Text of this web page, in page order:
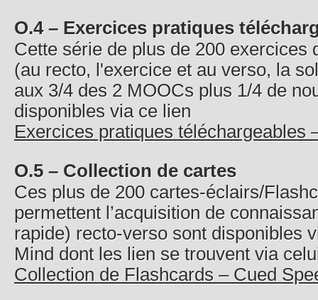
O.4 – Exercices pratiques
Cette série de plus de 200 exercices
(au recto, l'exercice et au verso, la
aux 3/4 des 2 MOOCs plus 1/4 de
disponibles via ce lien
Exercices pratiques téléchargeables
O.5 – Collection de cartes
Ces plus de 200 cartes-éclairs/
permettent l’acquisition de
rapide) recto-verso sont disponibles
Mind dont les lien se trouvent via
Collection de Flashcards – Cued